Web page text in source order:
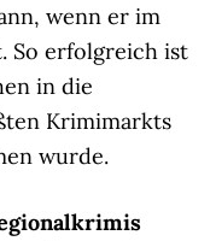
wenn er im
So erfolgreich ist
in die
Krimimarkts
wurde.